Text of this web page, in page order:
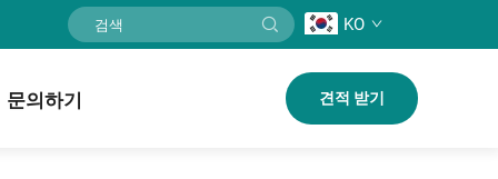
KO
문의하기 견적 받기